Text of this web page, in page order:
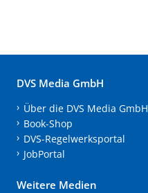
DVS Media GmbH
Über die DVS Media GmbH
Book-Shop
DVS-Regelwerksportal
JobPortal
Weitere Medien